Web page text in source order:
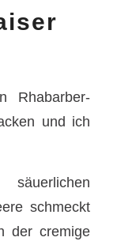
Rhabarber-
und ich
schmeckt
der cremige